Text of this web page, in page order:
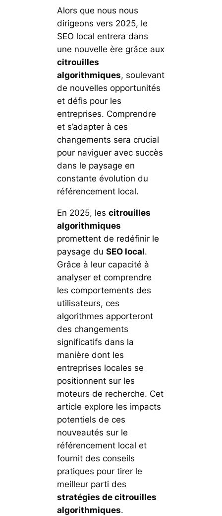
Alors que nous nous
dirigeons vers 2025, le
SEO local entrera dans
une nouvelle ère grâce aux
citrouilles
algorithmiques, soulevant
de nouvelles opportunités
et défis pour les
entreprises. Comprendre
et s’adapter à ces
changements sera crucial
pour naviguer avec succès
dans le paysage en
constante évolution du
référencement local.
En 2025, lescitrouilles
algorithmiques
promettent de redéfinir le
paysage duSEO local.
Grâce à leur capacité à
analyser et comprendre
les comportements des
utilisateurs, ces
algorithmes apporteront
des changements
significatifs dans la
manière dont les
entreprises locales se
positionnent sur les
moteurs de recherche. Cet
article explore les impacts
potentiels de ces
nouveautés sur le
référencement local et
fournit des conseils
pratiques pour tirer le
meilleur parti des
stratégies de citrouilles
algorithmiques.